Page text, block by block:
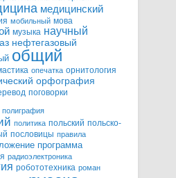
медицинский
мобильный мова
музыка научный
нефтегазовый
общий
опечатка орнитология
орфография
поговорки
полиграфия
политика польский польско-
пословицы правила
программа
радиоэлектроника
робототехника роман